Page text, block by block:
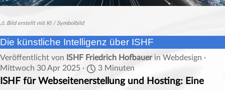
⚠️ Bild erstellt mit KI / Symbolbild
Die künstliche Intelligenz über ISHF
Veröffentlicht von ISHF Friedrich Hofbauerin Webdesign ·
Mittwoch 30 Apr 2025 ·
3 Minuten
ISHF für Webseitenerstellung und Hosting: Eine